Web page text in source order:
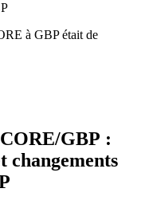
à GBP était de
GBP :
changements